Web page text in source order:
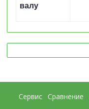
валу
Сервис Сравнение